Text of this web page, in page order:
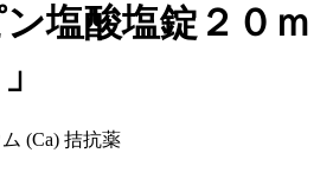
塩酸塩錠２０ｍ
(Ca) 拮抗薬